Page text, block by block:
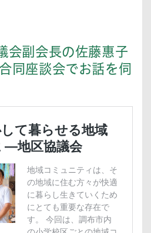
会副会長の佐藤惠子
同座談会でお話を伺